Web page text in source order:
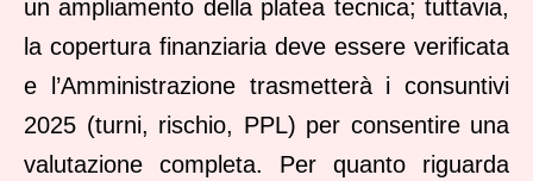
un ampliamento della platea tecnica; tuttavia,
la copertura finanziaria deve essere verificata
e l’Amministrazione trasmetterà i consuntivi
2025 (turni, rischio, PPL) per consentire una
valutazione completa. Per quanto riguarda